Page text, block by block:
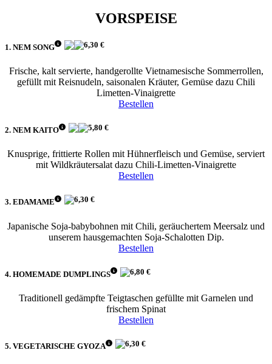
VORSPEISE
1. NEM SONG 6,30 €
Frische, kalt servierte, handgerollte Vietnamesische Sommerrollen,
gefüllt mit Reisnudeln, saisonalen Kräuter, Gemüse dazu Chili
Limetten-Vinaigrette
Bestellen
2. NEM KAITO 5,80 €
Knusprige, frittierte Rollen mit Hühnerfleisch und Gemüse, serviert
mit Wildkräutersalat dazu Chili-Limetten-Vinaigrette
Bestellen
3. EDAMAME 6,30 €
Japanische Soja-babybohnen mit Chili, geräuchertem Meersalz und
unserem hausgemachten Soja-Schalotten Dip.
Bestellen
4. HOMEMADE DUMPLINGS 6,80 €
Traditionell gedämpfte Teigtaschen gefüllte mit Garnelen und
frischem Spinat
Bestellen
5. VEGETARISCHE GYOZA 6,30 €